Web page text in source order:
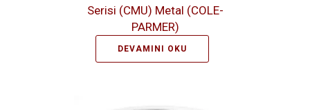
Serisi (CMU) Metal (COLE-
PARMER)
DEVAMINI OKU